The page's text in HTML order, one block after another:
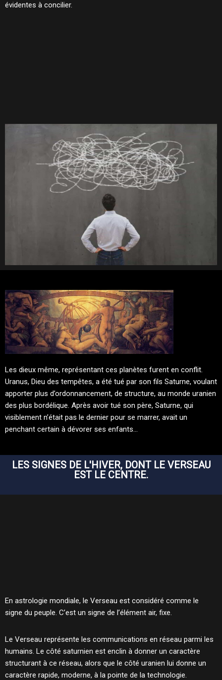
évidentes à concilier.
Les dieux même, représentant ces planètes furent en conflit.
Uranus, Dieu des tempêtes, a été tué par son fils Saturne, voulant
apporter plus d’ordonnancement, de structure, au monde uranien
des plus bordélique. Après avoir tué son père, Saturne, qui
visiblement n’était pas le dernier pour se marrer, avait un
penchant certain à dévorer ses enfants…
LES SIGNES DE L'HIVER, DONT LE VERSEAU
EST LE CENTRE.
En astrologie mondiale, le Verseau est considéré comme le
signe du peuple. C’est un signe de l’élément air, fixe.
Le Verseau représente les communications en réseau parmi les
humains. Le côté saturnien est enclin à donner un caractère
structurant à ce réseau, alors que le côté uranien lui donne un
caractère rapide, moderne, à la pointe de la technologie.